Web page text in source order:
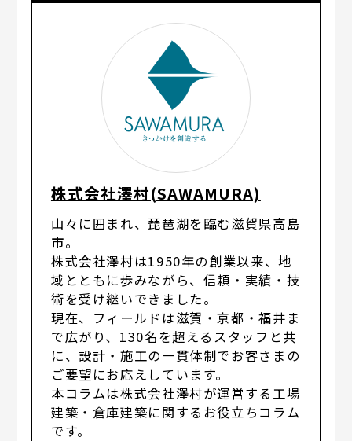
株式会社澤村(SAWAMURA)
山々に囲まれ、琵琶湖を臨む滋賀県高島
市。
株式会社澤村は1950年の創業以来、地
域とともに歩みながら、信頼・実績・技
術を受け継いできました。
現在、フィールドは滋賀・京都・福井ま
で広がり、130名を超えるスタッフと共
に、設計・施工の一貫体制でお客さまの
ご要望にお応えしています。
本コラムは株式会社澤村が運営する工場
建築・倉庫建築に関するお役立ちコラム
です。